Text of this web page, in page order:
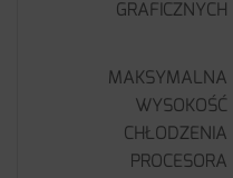
GRAFICZNYCH
MAKSYMALNA
WYSOKOŚĆ
CHŁODZENIA
PROCESORA